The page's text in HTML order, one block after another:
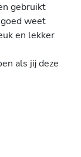
gebruikt
weet
en lekker
als jij deze